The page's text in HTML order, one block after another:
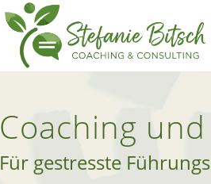
Coaching
Für gestresste